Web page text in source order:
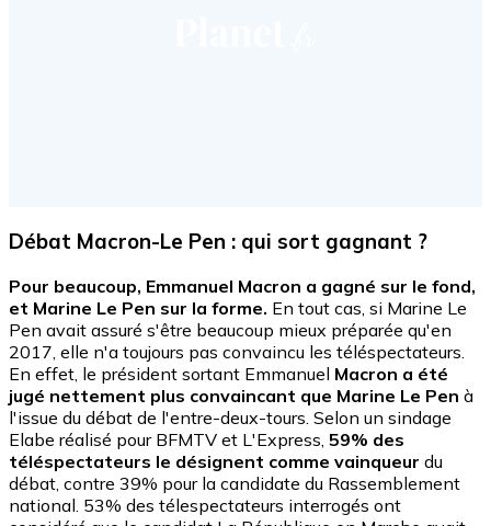
Débat Macron-Le Pen : qui sort gagnant ?
Pour beaucoup, Emmanuel Macron a gagné sur le fond,
et Marine Le Pen sur la forme. En tout cas, si Marine Le
Pen avait assuré s'être beaucoup mieux préparée qu'en
2017, elle n'a toujours pas convaincu les téléspectateurs.
En effet, le président sortant Emmanuel Macron a été
jugé nettement plus convaincant que Marine Le Pen à
l'issue du débat de l'entre-deux-tours. Selon un sindage
Elabe réalisé pour BFMTV et L'Express, 59% des
téléspectateurs le désignent comme vainqueur du
débat, contre 39% pour la candidate du Rassemblement
national. 53% des télespectateurs interrogés ont